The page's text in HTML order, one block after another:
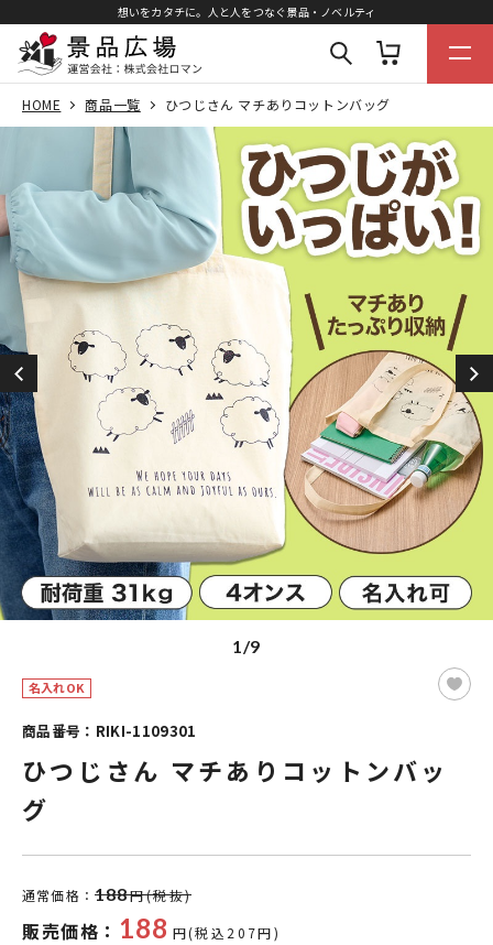
想いをカタチに。人と人をつなぐ景品・ノベルティ
HOME 商品一覧 ひつじさん マチありコットンバッグ
1/9
名入れOK
商品番号：RIKI-1109301
ひつじさん マチありコットンバッ
グ
通常価格： 188円(税抜)
販売価格： 188 円(税込207円)